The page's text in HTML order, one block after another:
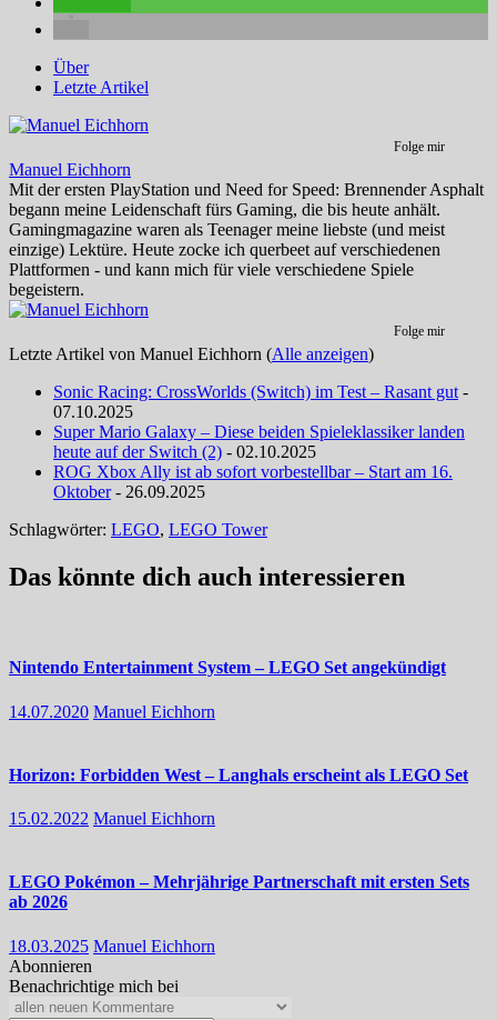
Über
Letzte Artikel
Folge mir
Manuel Eichhorn
Mit der ersten PlayStation und Need for Speed: Brennender Asphalt
begann meine Leidenschaft fürs Gaming, die bis heute anhält.
Gamingmagazine waren als Teenager meine liebste (und meist
einzige) Lektüre. Heute zocke ich querbeet auf verschiedenen
Plattformen - und kann mich für viele verschiedene Spiele
begeistern.
Folge mir
Letzte Artikel von Manuel Eichhorn (Alle anzeigen)
Sonic Racing: CrossWorlds (Switch) im Test – Rasant gut -
07.10.2025
Super Mario Galaxy – Diese beiden Spieleklassiker landen
heute auf der Switch (2) - 02.10.2025
ROG Xbox Ally ist ab sofort vorbestellbar – Start am 16.
Oktober- 26.09.2025
Schlagwörter: LEGO, LEGO Tower
Das könnte dich auch interessieren
Nintendo Entertainment System – LEGO Set angekündigt
14.07.2020 Manuel Eichhorn
Horizon: Forbidden West – Langhals erscheint als LEGO Set
15.02.2022 Manuel Eichhorn
LEGO Pokémon – Mehrjährige Partnerschaft mit ersten Sets
ab 2026
18.03.2025 Manuel Eichhorn
Abonnieren
Benachrichtige mich bei